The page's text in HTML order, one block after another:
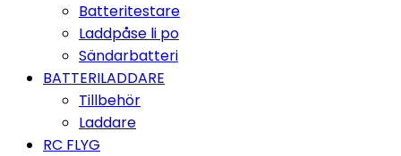
Batteritestare
Laddpåse li po
Sändarbatteri
BATTERILADDARE
Tillbehör
Laddare
RC FLYG